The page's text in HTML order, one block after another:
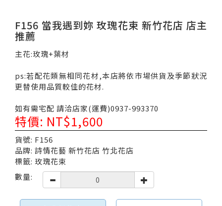
F156 當我遇到妳 玫瑰花束 新竹花店 店主
推薦
主花:玫瑰+葉材
ps:若配花類無相同花材,本店將依市場供貨及季節狀況
更替使用品質較佳的花材.
如有需宅配 請洽店家(運費)0937-993370
特價: NT$1,600
貨號: F156
品牌: 詩情花藝 新竹花店 竹北花店
標籤: 玫瑰花束
數量: